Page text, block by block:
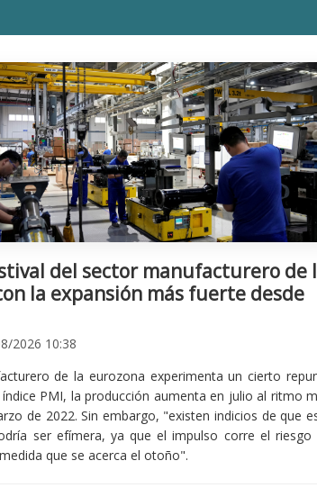
del sector manufacturero de
la expansión más fuerte desde
2026 10:38
de la eurozona experimenta un cierto
índice PMI, la producción aumenta en julio al ritmo
de 2022. Sin embargo, "existen indicios de que
ser efímera, ya que el impulso corre el riesgo
que se acerca el otoño".